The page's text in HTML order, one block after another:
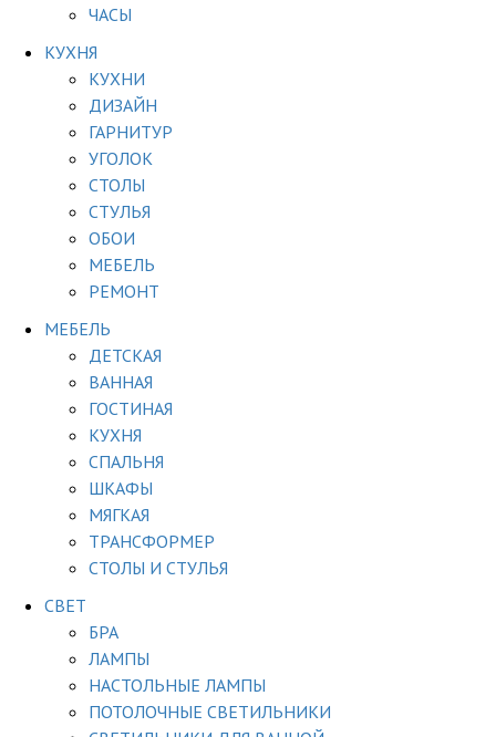
ЧАСЫ
КУХНЯ
КУХНИ
ДИЗАЙН
ГАРНИТУР
УГОЛОК
СТОЛЫ
СТУЛЬЯ
ОБОИ
МЕБЕЛЬ
РЕМОНТ
МЕБЕЛЬ
ДЕТСКАЯ
ВАННАЯ
ГОСТИНАЯ
КУХНЯ
СПАЛЬНЯ
ШКАФЫ
МЯГКАЯ
ТРАНСФОРМЕР
СТОЛЫ И СТУЛЬЯ
СВЕТ
БРА
ЛАМПЫ
НАСТОЛЬНЫЕ ЛАМПЫ
ПОТОЛОЧНЫЕ СВЕТИЛЬНИКИ